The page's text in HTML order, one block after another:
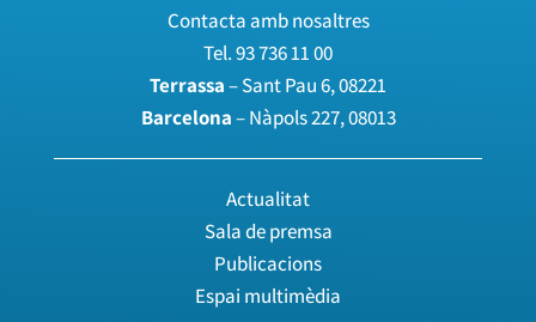
Contacta amb nosaltres
Tel.93 736 11 00
Terrassa– Sant Pau 6, 08221
Barcelona– Nàpols 227, 08013
Actualitat
Sala de premsa
Publicacions
Espai multimèdia